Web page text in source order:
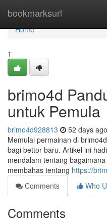
bookmarksurl
Home
Home
1
brimo4d
untuk Pemula
brimo4d928813 52 days ago
Memulai permainan di
bagi bettor baru. Artikel ini
mendalam tentang
membahas tentang https://
Comments
Who
Comments